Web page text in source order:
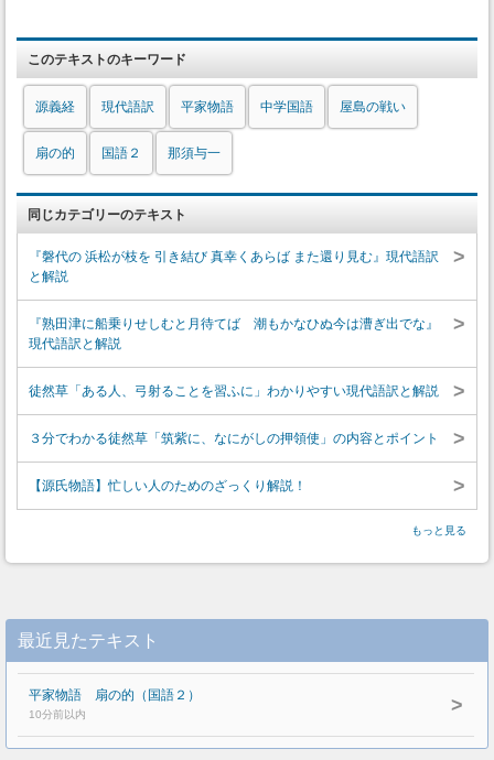
このテキストのキーワード
源義経 現代語訳 平家物語 中学国語 屋島の戦い
扇の的 国語２ 那須与一
同じカテゴリーのテキスト
『磐代の 浜松が枝を 引き結び 真幸くあらば また還り見む』現代語訳
と解説
>
『熟田津に船乗りせしむと月待てば 潮もかなひぬ今は漕ぎ出でな』
現代語訳と解説
>
徒然草「ある人、弓射ることを習ふに」わかりやすい現代語訳と解説 >
３分でわかる徒然草「筑紫に、なにがしの押領使」の内容とポイント >
【源氏物語】忙しい人のためのざっくり解説！ >
もっと見る
最近見たテキスト
平家物語 扇の的（国語２）
10分前以内 >